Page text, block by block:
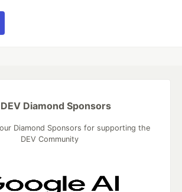
Diamond Sponsors
Diamond Sponsors for supporting the
DEV Community